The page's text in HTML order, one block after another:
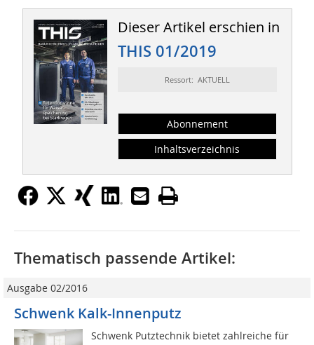
Dieser Artikel erschien in
THIS 01/2019
Ressort: AKTUELL
Abonnement
Inhaltsverzeichnis
Thematisch passende Artikel:
Ausgabe 02/2016
Schwenk Kalk-Innenputz
Schwenk Putztechnik bietet zahlreiche für